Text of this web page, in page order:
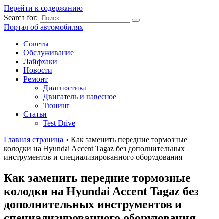
Перейти к содержанию
Search for:
Портал об автомобилях
Советы
Обслуживание
Лайфхаки
Новости
Ремонт
Диагностика
Двигатель и навесное
Тюнинг
Статьи
Test Drive
Главная страница » Как заменить передние тормозные
колодки на Hyundai Accent Tagaz без дополнительных
инструментов и специализированного оборудования
Как заменить передние тормозные
колодки на Hyundai Accent Tagaz без
дополнительных инструментов и